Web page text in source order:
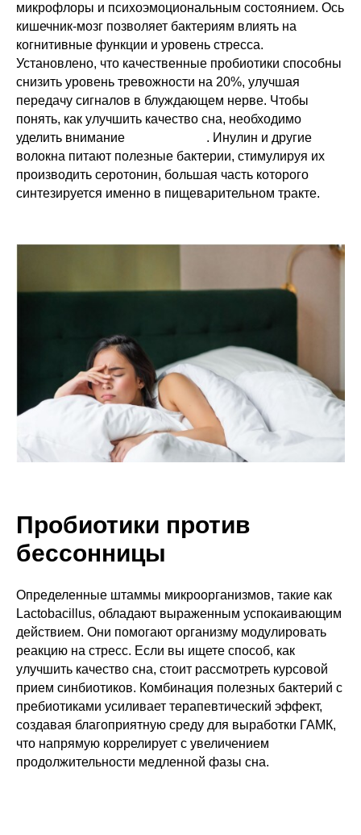
микрофлоры и психоэмоциональным состоянием. Ось
кишечник-мозг позволяет бактериям влиять на
когнитивные функции и уровень стресса.
Установлено, что качественные пробиотики способны
снизить уровень тревожности на 20%, улучшая
передачу сигналов в блуждающем нерве. Чтобы
понять, как улучшить качество сна, необходимо
уделить внимание
. Инулин и другие
волокна питают полезные бактерии, стимулируя их
производить серотонин, большая часть которого
синтезируется именно в пищеварительном тракте.
Пробиотики против
бессонницы
Определенные штаммы микроорганизмов, такие как
Lactobacillus, обладают выраженным успокаивающим
действием. Они помогают организму модулировать
реакцию на стресс. Если вы ищете способ, как
улучшить качество сна, стоит рассмотреть курсовой
прием синбиотиков. Комбинация полезных бактерий с
пребиотиками усиливает терапевтический эффект,
создавая благоприятную среду для выработки ГАМК,
что напрямую коррелирует с увеличением
продолжительности медленной фазы сна.